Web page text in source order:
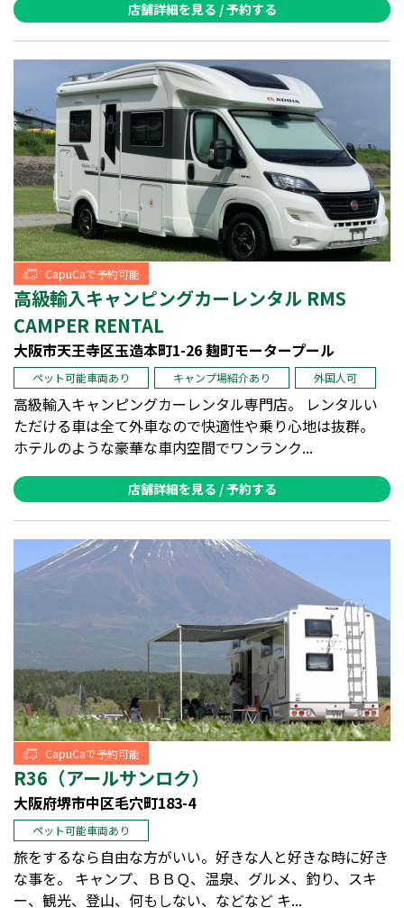
店舗詳細を見る / 予約する
CapuCaで予約可能
高級輸入キャンピングカーレンタル RMS
CAMPER RENTAL
大阪市天王寺区玉造本町1-26 麹町モータープール
ペット可能車両あり キャンプ場紹介あり 外国人可
高級輸入キャンピングカーレンタル専門店。 レンタルい
ただける車は全て外車なので快適性や乗り心地は抜群。
ホテルのような豪華な車内空間でワンランク...
店舗詳細を見る / 予約する
CapuCaで予約可能
R36（アールサンロク）
大阪府堺市中区毛穴町183-4
ペット可能車両あり
旅をするなら自由な方がいい。好きな人と好きな時に好き
な事を。 キャンプ、ＢＢＱ、温泉、グルメ、釣り、スキ
ー、観光、登山、何もしない、などなど キ...